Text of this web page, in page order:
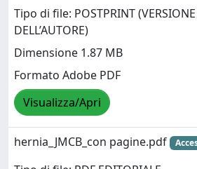
Tipo di file: POSTPRINT (VERSIONE
DELL’AUTORE)
Dimensione 1.87 MB
Formato Adobe PDF
Visualizza/Apri
hernia_JMCB_con pagine.pdf